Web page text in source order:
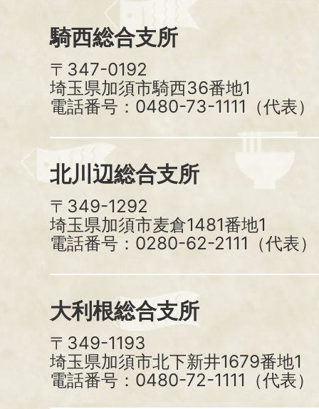
騎西総合支所
〒347-0192
埼玉県加須市騎西36番地1
電話番号：0480-73-1111（代表）
北川辺総合支所
〒349-1292
埼玉県加須市麦倉1481番地1
電話番号：0280-62-2111（代表）
大利根総合支所
〒349-1193
埼玉県加須市北下新井1679番地1
電話番号：0480-72-1111（代表）